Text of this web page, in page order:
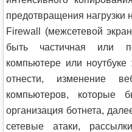
предотвращения нагрузки
Firewall (межсетевой
быть частичная или
компьютере или
отнести, изменение
компьютеров, которые
организация ботнета,
сетевые атаки,